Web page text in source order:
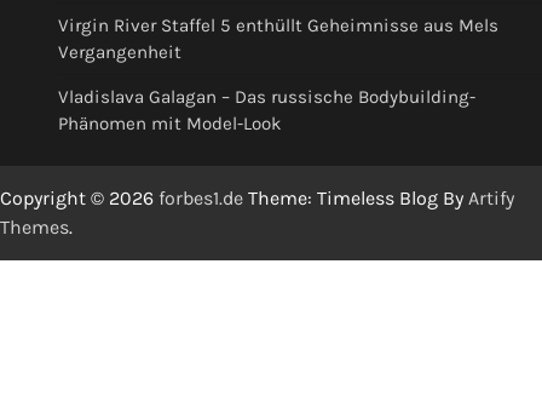
Virgin River Staffel 5 enthüllt Geheimnisse aus Mels
Vergangenheit
Vladislava Galagan – Das russische Bodybuilding-
Phänomen mit Model-Look
Copyright © 2026 forbes1.de Theme: Timeless Blog By Artify
Themes.